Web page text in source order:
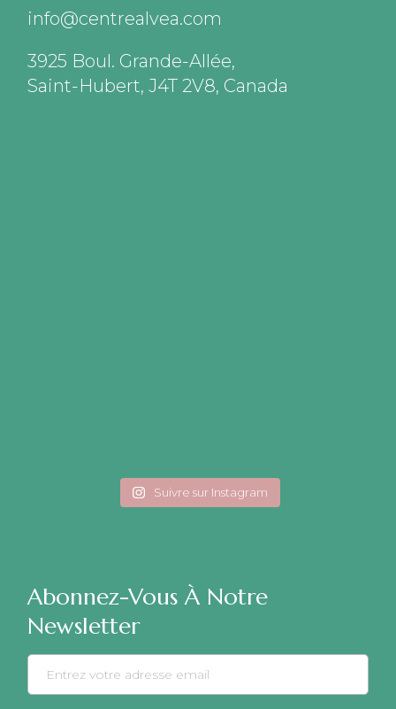
info@centrealvea.com
3925 Boul. Grande-Allée,
Saint-Hubert, J4T 2V8, Canada
Suivre sur Instagram
Abonnez-Vous À Notre
Newsletter